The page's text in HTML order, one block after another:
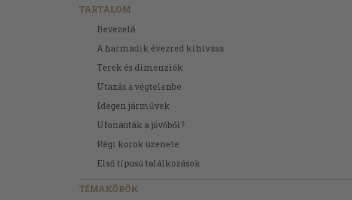
TARTALOM
Bevezető
A harmadik évezred kihívása
Terek és dimenziók
Utazás a végtelenbe
Idegen járművek
Ufonauták a jövőből?
Régi korok üzenete
Első típusú találkozások
Második típusú találkozások
TÉMAKÖRÖK